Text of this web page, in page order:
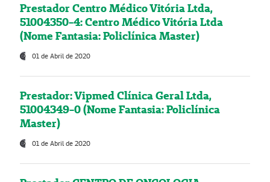
Prestador Centro Médico Vitória Ltda,
51004350-4: Centro Médico Vitória Ltda
(Nome Fantasia: Policlínica Master)
01 de Abril de 2020
Prestador: Vipmed Clínica Geral Ltda,
51004349-0 (Nome Fantasia: Policlínica
Master)
01 de Abril de 2020